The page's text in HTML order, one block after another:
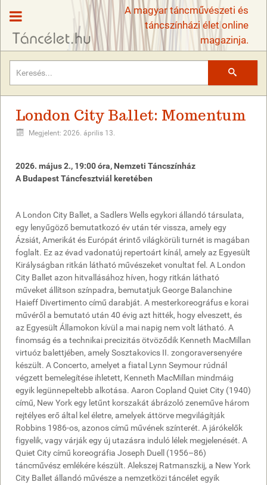
A magyar táncművészeti és
táncszínházi élet online
magazinja.
London City Ballet: Momentum
Megjelent: 2026. április 13.
2026. május 2., 19:00 óra, Nemzeti Táncszínház
A Budapest Táncfesztviál keretében
A London City Ballet, a Sadlers Wells egykori állandó társulata,
egy lenyűgöző bemutatkozó év után tér vissza, amely egy
Ázsiát, Amerikát és Európát érintő világkörüli turnét is magában
foglalt. Ez az évad vadonatúj repertoárt kínál, amely az Egyesült
Királyságban ritkán látható művészeket vonultat fel. A London
City Ballet azon hitvallásához híven, hogy ritkán látható
műveket állítson színpadra, bemutatjuk George Balanchine
Haieff Divertimento című darabját. A mesterkoreográfus e korai
művéről a bemutató után 40 évig azt hitték, hogy elveszett, és
az Egyesült Államokon kívül a mai napig nem volt látható. A
finomság és a technikai precizitás ötvöződik Kenneth MacMillan
virtuóz balettjében, amely Sosztakovics II. zongoraversenyére
készült. A Concerto, amelyet a fiatal Lynn Seymour rúdnál
végzett bemelegítése ihletett, Kenneth MacMillan mindmáig
egyik legünnepeltebb alkotása. Aaron Copland Quiet City (1940)
című, New York egy letűnt korszakát ábrázoló zeneműve három
rejtélyes erő által kel életre, amelyek áttörve megvilágítják
Robbins 1986-os, azonos című művének színterét. A járókelők
figyelik, vagy várják egy új utazásra induló lélek megjelenését. A
Quiet City című koreográfia Joseph Duell (1956–86)
táncművész emlékére készült. Alekszej Ratmanszkij, a New York
City Ballet állandó művésze a nemzetközi táncélet egyik